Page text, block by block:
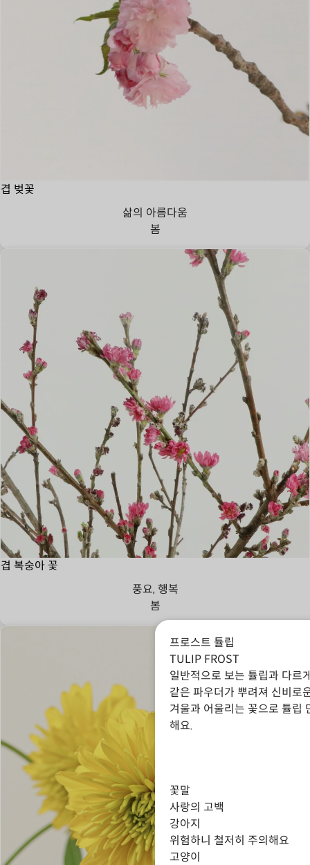
겹 벚꽃
삶의 아름다움
봄
겹 복숭아 꽃
풍요, 행복
봄
프로스트 튤립
TULIP FROST
일반적으로 보는 튤립과 다르
같은 파우더가 뿌려져 신비로
겨울과 어울리는 꽃으로 튤립
해요.
꽃말
사랑의 고백
강아지
위험하니 철저히 주의해요
고양이